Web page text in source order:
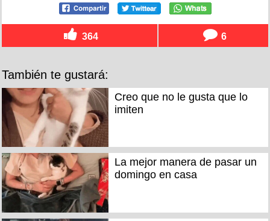
364 6
También te gustará:
Creo que no le gusta que lo
imiten
La mejor manera de pasar un
domingo en casa